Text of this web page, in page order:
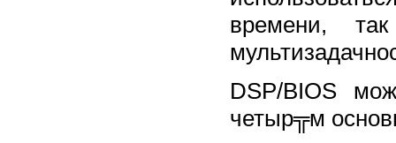
времени,
DSP/BIOS
четыр╦м